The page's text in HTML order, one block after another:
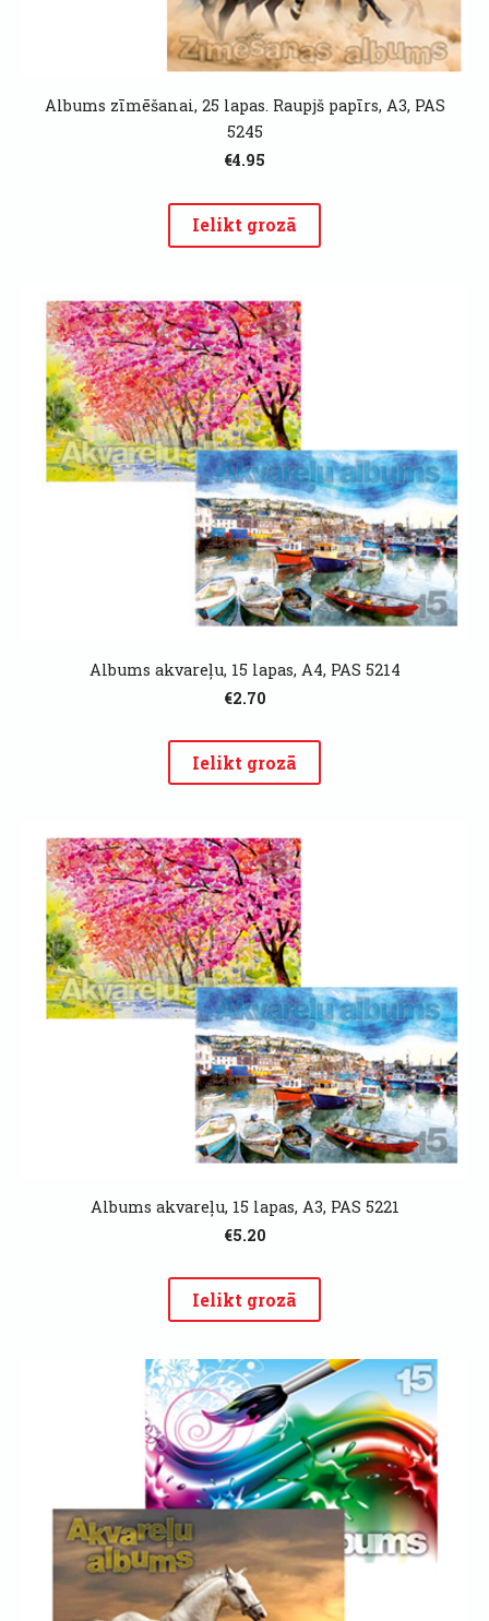
Albums zīmēšanai, 25 lapas. Raupjš papīrs, A3, PAS
5245
€4.95
Ielikt grozā
Albums akvareļu, 15 lapas, A4, PAS 5214
€2.70
Ielikt grozā
Albums akvareļu, 15 lapas, A3, PAS 5221
€5.20
Ielikt grozā